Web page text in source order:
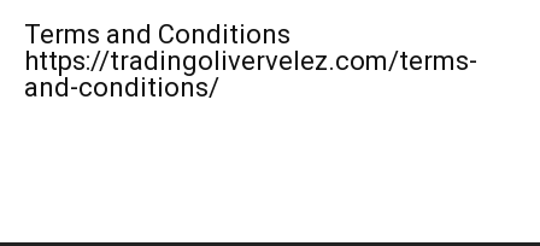
Terms and Conditions
https://tradingolivervelez.com/terms-
and-conditions/